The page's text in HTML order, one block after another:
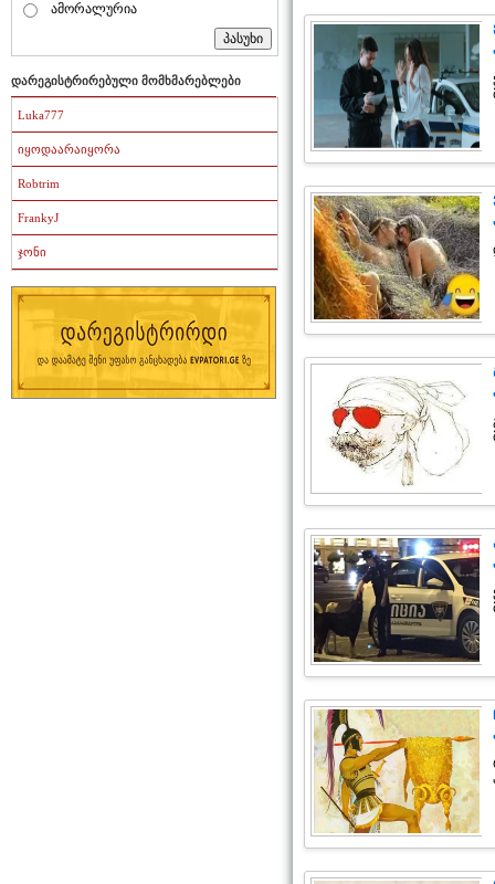
ამორალურია
დარეგისტრირებული მომხმარებლები
Luka777
იყოდაარაიყორა
Robtrim
FrankyJ
ჯონი